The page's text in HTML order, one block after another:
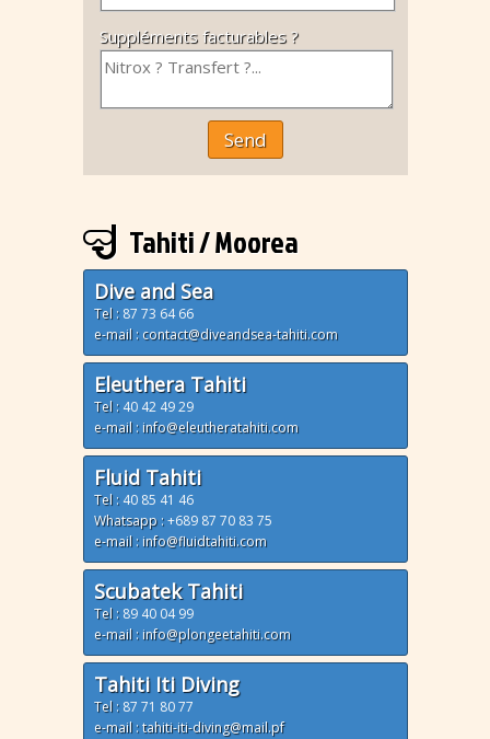
Suppléments facturables ?
Send
Tahiti / Moorea
Dive and Sea
Tel : 87 73 64 66
e-mail : contact@diveandsea-tahiti.com
Eleuthera Tahiti
Tel : 40 42 49 29
e-mail : info@eleutheratahiti.com
Fluid Tahiti
Tel : 40 85 41 46
Whatsapp :+689 87 70 83 75
e-mail : info@fluidtahiti.com
Scubatek Tahiti
Tel : 89 40 04 99
e-mail : info@plongeetahiti.com
Tahiti Iti Diving
Tel : 87 71 80 77
e-mail : tahiti-iti-diving@mail.pf